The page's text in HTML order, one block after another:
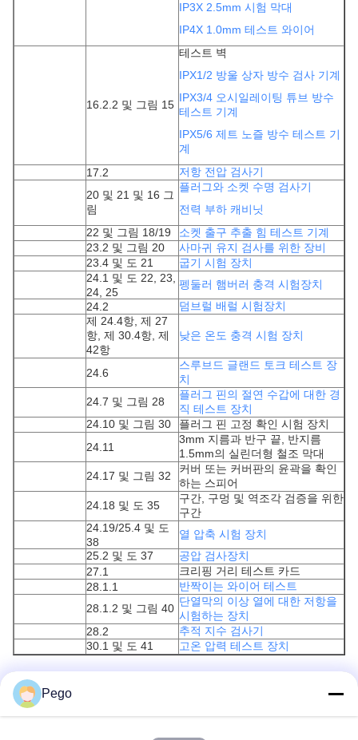
IP3X 2.5mm 시험 막대
IP4X 1.0mm 테스트 와이어
16.2.2 및 그림 15
테스트 벽
IPX1/2 방울 상자 방수 검사 기계
IPX3/4 오시일레이팅 튜브 방수
테스트 기계
IPX5/6 제트 노즐 방수 테스트 기
계
17.2
저항 전압 검사기
20 및 21 및 16 그
림
플러그와 소켓 수명 검사기
전력 부하 캐비닛
22 및 그림 18/19
소켓 출구 추출 힘 테스트 기계
23.2 및 그림 20
사마귀 유지 검사를 위한 장비
23.4 및 도 21
굽기 시험 장치
24.1 및 도 22, 23,
24, 25
펭둘러 햄버러 충격 시험장치
24.2
덤브럴 배럴 시험장치
제 24.4항, 제 27
항, 제 30.4항, 제
42항
낮은 온도 충격 시험 장치
24.6
스루브드 글랜드 토크 테스트 장
치
24.7 및 그림 28
플러그 핀의 절연 수갑에 대한 경
직 테스트 장치
24.10 및 그림 30
플러그 핀 고정 확인 시험 장치
24.11
3mm 지름과 반구 끝, 반지름
1.5mm의 실린더형 철조 막대
24.17 및 그림 32
커버 또는 커버판의 윤곽을 확인
하는 스피어
24.18 및 도 35
구간, 구멍 및 역조각 검증을 위한
구간
24.19/25.4 및 도
38
열 압축 시험 장치
25.2 및 도 37
공압 검사장치
27.1
크리핑 거리 테스트 카드
28.1.1
반짝이는 와이어 테스트
28.1.2 및 그림 40
단열막의 이상 열에 대한 저항을
시험하는 장치
28.2
추적 지수 검사기
30.1 및 도 41
고온 압력 테스트 장치
Recommended Products
Pego